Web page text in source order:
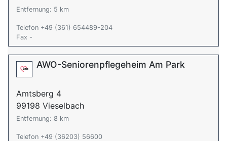
Entfernung: 5 km
Telefon +49 (361) 654489-204
Fax -
AWO-Seniorenpflegeheim Am Park
Amtsberg 4
99198 Vieselbach
Entfernung: 8 km
Telefon +49 (36203) 56600